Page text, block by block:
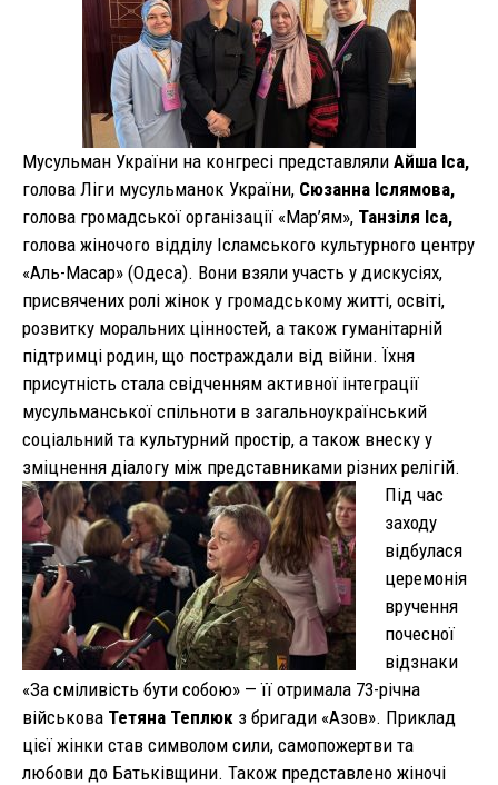
Мусульман України на конгресі представляли Айша Іса,
голова Ліги мусульманок України, Сюзанна Іслямова,
голова громадської організації «Мар’ям», Танзіля Іса,
голова жіночого відділу Ісламського культурного центру
«Аль-Масар» (Одеса). Вони взяли участь у дискусіях,
присвячених ролі жінок у громадському житті, освіті,
розвитку моральних цінностей, а також гуманітарній
підтримці родин, що постраждали від війни. Їхня
присутність стала свідченням активної інтеграції
мусульманської спільноти в загальноукраїнський
соціальний та культурний простір, а також внеску у
зміцнення діалогу між представниками різних релігій.
Під час
заходу
відбулася
церемонія
вручення
почесної
відзнаки
«За сміливість бути собою» — її отримала 73-річна
військова Тетяна Теплюк з бригади «Азов». Приклад
цієї жінки став символом сили, самопожертви та
любови до Батьківщини. Також представлено жіночі